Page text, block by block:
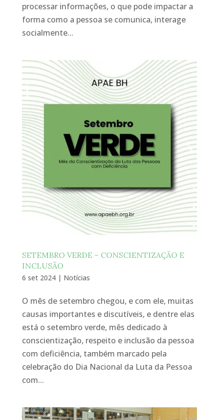
processar informações, o que pode impactar a
forma como a pessoa se comunica, interage
socialmente...
SETEMBRO VERDE – CONSCIENTIZAÇÃO E
INCLUSÃO
6 set 2024| Notícias
O mês de setembro chegou, e com ele, muitas
causas importantes e discutíveis, e dentre elas
está o setembro verde, mês dedicado à
conscientização, respeito e inclusão da pessoa
com deficiência, também marcado pela
celebração do Dia Nacional da Luta da Pessoa
com...